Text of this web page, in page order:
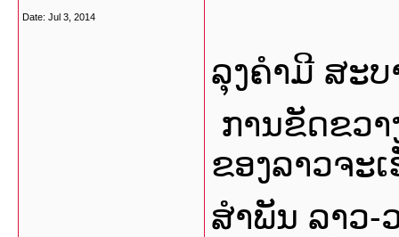
Date: Jul 3, 2014
ລຸງຄໍາມີ ສະບ
ການຂັດຂວາ
ຂອງລາວຈະ
ສໍາພັນ ລາວ-